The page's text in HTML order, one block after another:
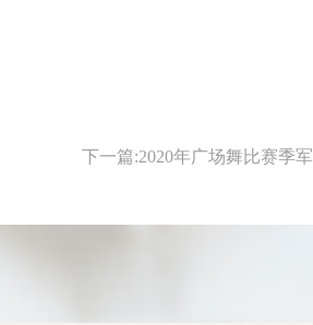
下一篇:2020年广场舞比赛季军